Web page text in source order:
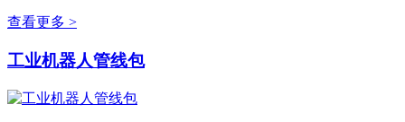
查看更多 >
工业机器人管线包